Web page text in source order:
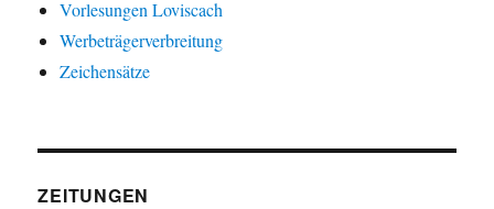
Vorlesungen Loviscach
Werbeträgerverbreitung
Zeichensätze
ZEITUNGEN